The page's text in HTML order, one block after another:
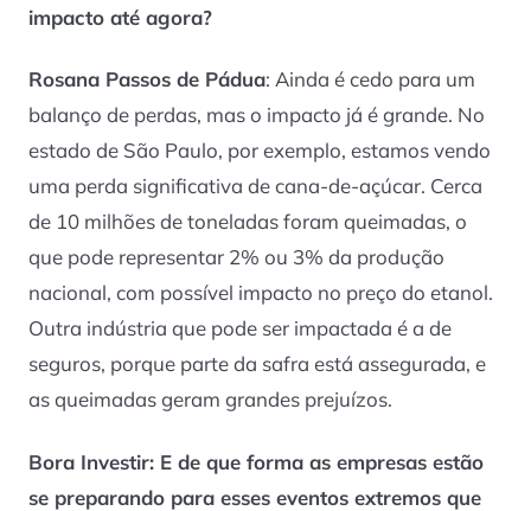
impacto até agora?
Rosana Passos de Pádua: Ainda é cedo para um
balanço de perdas, mas o impacto já é grande. No
estado de São Paulo, por exemplo, estamos vendo
uma perda significativa de cana-de-açúcar. Cerca
de 10 milhões de toneladas foram queimadas, o
que pode representar 2% ou 3% da produção
nacional, com possível impacto no preço do etanol.
Outra indústria que pode ser impactada é a de
seguros, porque parte da safra está assegurada, e
as queimadas geram grandes prejuízos.
Bora Investir: E de que forma as empresas estão
se preparando para esses eventos extremos que